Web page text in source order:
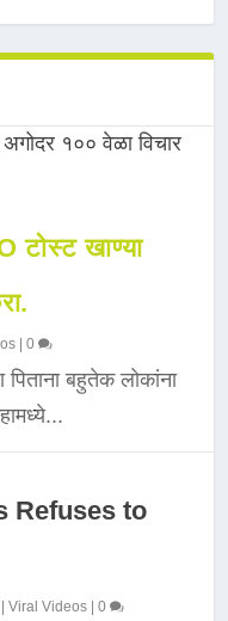
खाण्या
|0
बहुतेक लोकांना
Refuses to
|Viral Videos |0